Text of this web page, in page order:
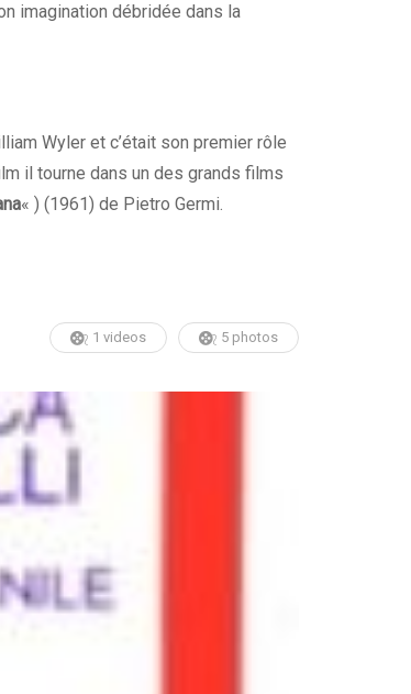
imagination débridée dans la
Wyler et c’était son premier rôle
il tourne dans un des grands films
« ) (1961) de Pietro Germi.
1 videos 5 photos